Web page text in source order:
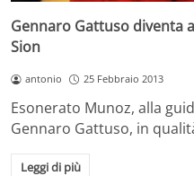
Gennaro Gattuso diventa
Sion
antonio 25 Febbraio 2013
Esonerato Munoz, alla
Gennaro Gattuso, in
Leggi di più